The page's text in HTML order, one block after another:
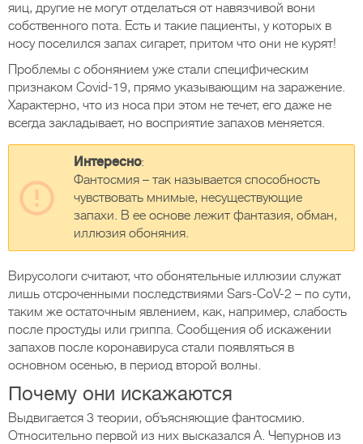
яиц, другие не могут отделаться от навязчивой вони
собственного пота. Есть и такие пациенты, у которых в
носу поселился запах сигарет, притом что они не курят!
Проблемы с обонянием уже стали специфическим
признаком Covid-19, прямо указывающим на заражение.
Характерно, что из носа при этом не течет, его даже не
всегда закладывает, но восприятие запахов меняется.
Интересно:
Фантосмия – так называется способность
чувствовать мнимые, несуществующие
запахи. В ее основе лежит фантазия, обман,
иллюзия обоняния.
Вирусологи считают, что обонятельные иллюзии служат
лишь отсроченными последствиями Sars-CoV-2 – по сути,
таким же остаточным явлением, как, например, слабость
после простуды или гриппа. Сообщения об искажении
запахов после коронавируса стали появляться в
основном осенью, в период второй волны.
Почему они искажаются
Выдвигается 3 теории, объясняющие фантосмию.
Относительно первой из них высказался А. Чепурнов из